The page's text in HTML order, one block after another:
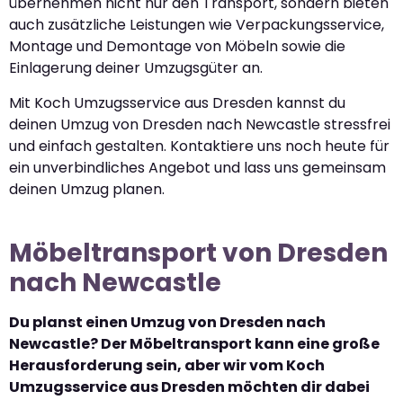
auch zusätzliche Leistungen wie Verpackungsservice,
Montage und Demontage von Möbeln sowie die
Einlagerung deiner Umzugsgüter an.
Mit Koch Umzugsservice aus Dresden kannst du
deinen Umzug von Dresden nach Newcastle stressfrei
und einfach gestalten. Kontaktiere uns noch heute für
ein unverbindliches Angebot und lass uns gemeinsam
deinen Umzug planen.
Möbeltransport von Dresden
nach Newcastle
Du planst einen Umzug von Dresden nach
Newcastle? Der Möbeltransport kann eine große
Herausforderung sein, aber wir vom Koch
Umzugsservice aus Dresden möchten dir dabei